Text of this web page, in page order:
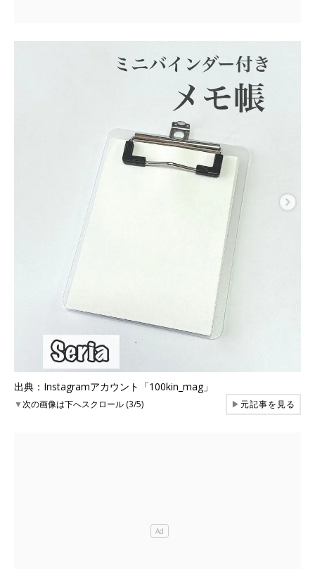
出典：Instagramアカウント「100kin_mag」
▼次の画像は下へスクロール (3/5) ▶元記事を見る